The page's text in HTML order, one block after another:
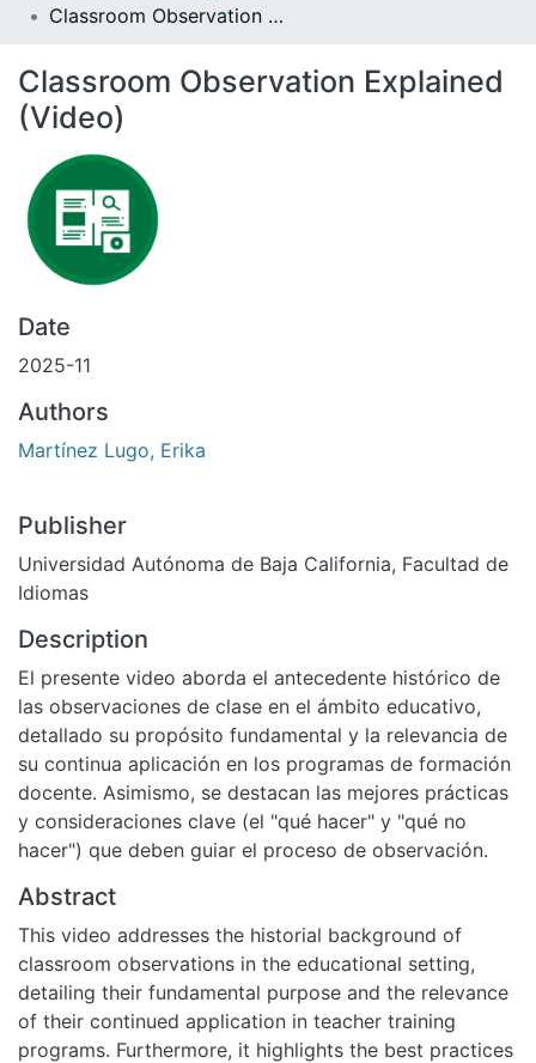
All of DSpace
Statistics
Classroom Observation Explained (Video)
Classroom Observation Explained
(Video)
Date
2025-11
Authors
Martínez Lugo, Erika
Publisher
Universidad Autónoma de Baja California, Facultad de
Idiomas
Description
El presente video aborda el antecedente histórico de
las observaciones de clase en el ámbito educativo,
detallado su propósito fundamental y la relevancia de
su continua aplicación en los programas de formación
docente. Asimismo, se destacan las mejores prácticas
y consideraciones clave (el "qué hacer" y "qué no
hacer") que deben guiar el proceso de observación.
Abstract
This video addresses the historial background of
classroom observations in the educational setting,
detailing their fundamental purpose and the relevance
of their continued application in teacher training
programs. Furthermore, it highlights the best practices